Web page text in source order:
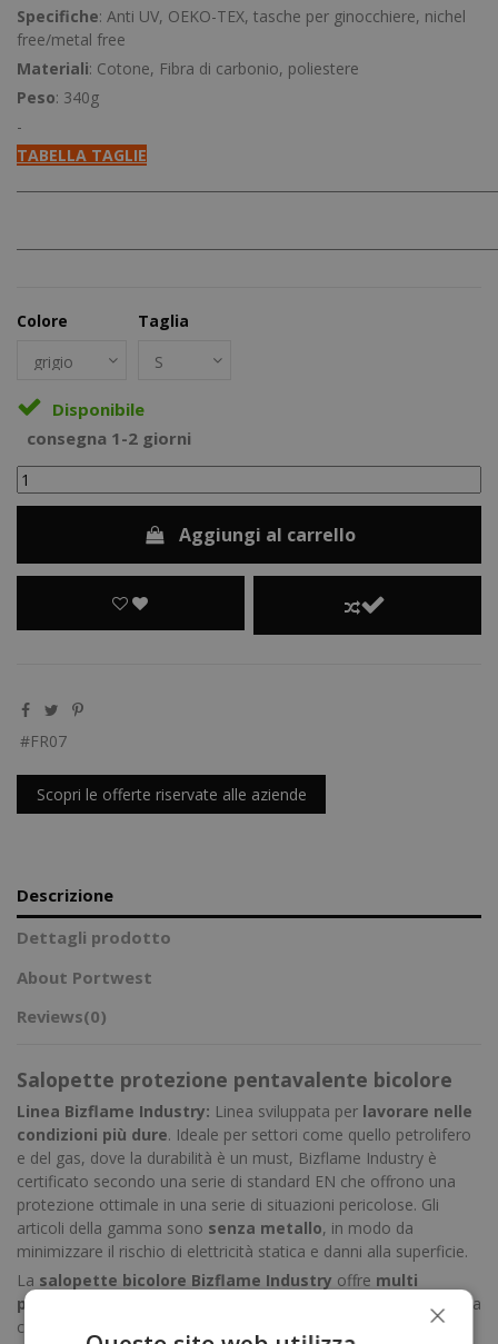
Specifiche: Anti UV, OEKO-TEX, tasche per ginocchiere, nichel
free/metal free
Materiali: Cotone, Fibra di carbonio, poliestere
Peso: 340g
-
TABELLA TAGLIE
Colore Taglia
Disponibile
consegna 1-2 giorni
Aggiungi al carrello
FR07
Scopri le offerte riservate alle aziende
Descrizione
Dettagli prodotto
About Portwest
Reviews(0)
Salopette protezione pentavalente bicolore
Linea Bizflame Industry: Linea sviluppata per lavorare nelle
condizioni più dure. Ideale per settori come quello petrolifero
e del gas, dove la durabilità è un must, Bizflame Industry è
certificato secondo una serie di standard EN che offrono una
protezione ottimale in una serie di situazioni pericolose. Gli
articoli della gamma sono senza metallo, in modo da
minimizzare il rischio di elettricità statica e danni alla superficie.
La salopette bicolore Bizflame Industry offre multi
protezione
contro una serie di rischi, questa salopette combina
con successo comfort e funzionalità. Il
tessuto poliestere FR
×